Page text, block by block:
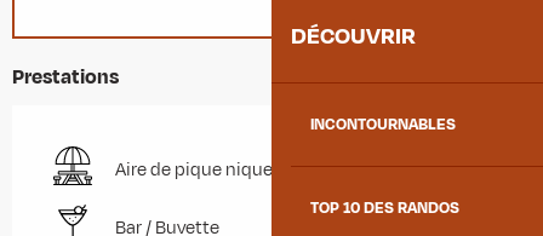
DÉCOUVRIR
INCONTOURNABLES
TOP 10 DES RANDOS
Prestations
Aire de pique nique
Bar / Buvette